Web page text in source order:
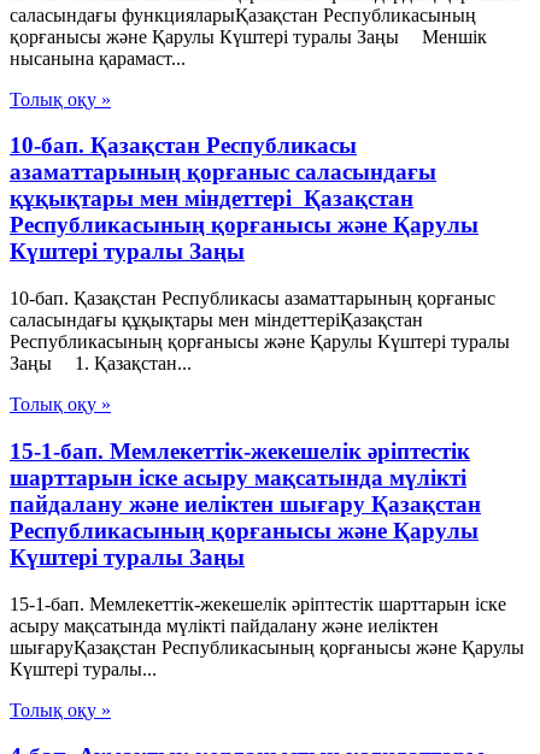
саласындағы функцияларыҚазақстан Республикасының
қорғанысы және Қарулы Күштері туралы Заңы Меншiк
нысанына қарамаст...
Толық оқу »
10-бап. Қазақстан Республикасы
азаматтарының қорғаныс саласындағы
құқықтары мен міндеттері Қазақстан
Республикасының қорғанысы және Қарулы
Күштері туралы Заңы
10-бап. Қазақстан Республикасы азаматтарының қорғаныс
саласындағы құқықтары мен міндеттеріҚазақстан
Республикасының қорғанысы және Қарулы Күштері туралы
Заңы 1. Қазақстан...
Толық оқу »
15-1-бап. Мемлекеттік-жекешелік әріптестік
шарттарын іске асыру мақсатында мүлікті
пайдалану және иеліктен шығару Қазақстан
Республикасының қорғанысы және Қарулы
Күштері туралы Заңы
15-1-бап. Мемлекеттік-жекешелік әріптестік шарттарын іске
асыру мақсатында мүлікті пайдалану және иеліктен
шығаруҚазақстан Республикасының қорғанысы және Қарулы
Күштері туралы...
Толық оқу »